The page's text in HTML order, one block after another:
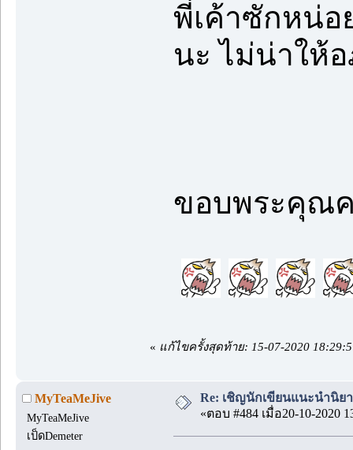
พี่เค้าซักหน่อ
นะ ไม่น่าให้
ขอบพระคุณ
« แก้ไขครั้งสุดท้าย: 15-07-2020
MyTeaMeJive
MyTeaMeJive
เป็ดDemeter
Re: เชิญนักเขียนแนะนำนิย
«ตอบ #484 เมื่อ20-10-2020